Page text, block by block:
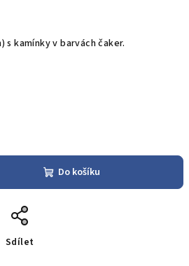
s kamínky v barvách čaker.
Do košíku
Sdílet